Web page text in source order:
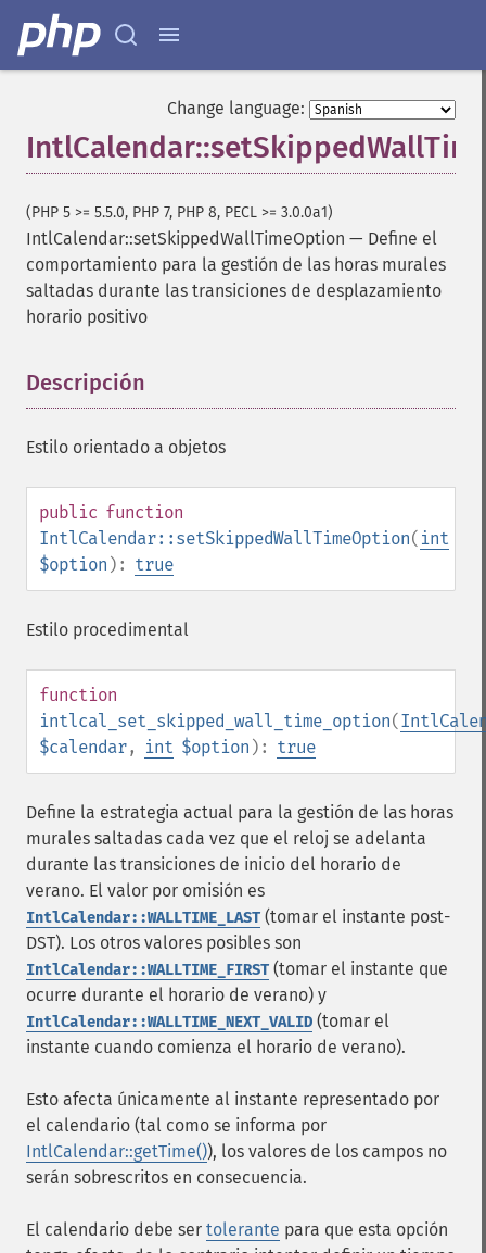
Change language:
(PHP 5 >= 5.5.0, PHP 7, PHP 8, PECL >= 3.0.0a1)
IntlCalendar::setSkippedWallTimeOption — Define el
comportamiento para la gestión de las horas murales
saltadas durante las transiciones de desplazamiento
horario positivo
Descripción
Estilo orientado a objetos
public function
IntlCalendar::setSkippedWallTimeOption( int
$option ): true
Estilo procedimental
function
intlcal_set_skipped_wall_time_option(
$calendar, int $option ): true
Define la estrategia actual para la gestión de las horas
murales saltadas cada vez que el reloj se adelanta
durante las transiciones de inicio del horario de
verano. El valor por omisión es
IntlCalendar::WALLTIME_LAST (tomar el instante post-
DST). Los otros valores posibles son
IntlCalendar::WALLTIME_FIRST (tomar el instante que
ocurre durante el horario de verano) y
IntlCalendar::WALLTIME_NEXT_VALID (tomar el
instante cuando comienza el horario de verano).
Esto afecta únicamente al instante representado por
el calendario (tal como se informa por
IntlCalendar::getTime()), los valores de los campos no
serán sobrescritos en consecuencia.
El calendario debe ser tolerante para que esta opción